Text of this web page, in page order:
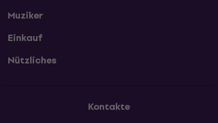
Muziker
Einkauf
Nützliches
Kontakte